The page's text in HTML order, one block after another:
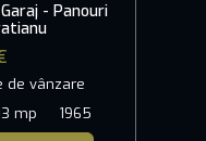
- Panouri
de vânzare
mp 1965